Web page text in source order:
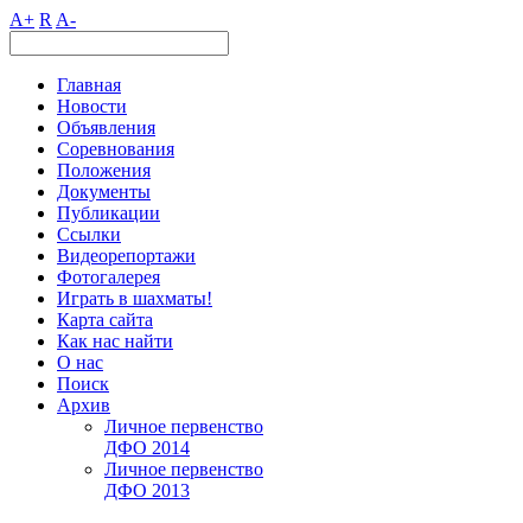
A+ R A-
Главная
Новости
Объявления
Соревнования
Положения
Документы
Публикации
Ссылки
Видеорепортажи
Фотогалерея
Играть в шахматы!
Карта сайта
Как нас найти
О нас
Поиск
Архив
Личное первенство
ДФО 2014
Личное первенство
ДФО 2013